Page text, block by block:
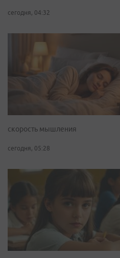
сегодня, 04:32
скорость мышления
сегодня, 05:28